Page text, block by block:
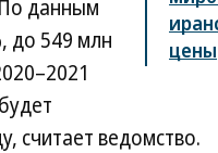
цены
данным
до 549 млн
считает ведомство.